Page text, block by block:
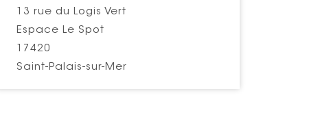
13 rue du Logis Vert
Espace Le Spot
17420
Saint-Palais-sur-Mer